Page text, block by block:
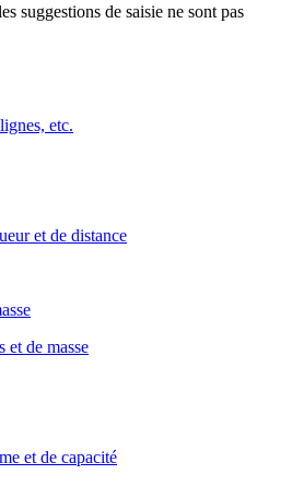
suggestions de saisie ne sont pas
etc.
et de distance
et de masse
et de capacité